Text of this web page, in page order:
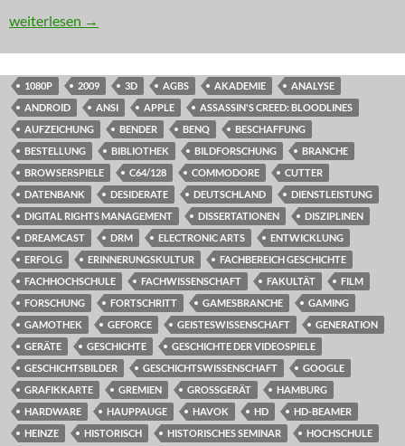
INNOVATION: GameBox Advance
weiterlesen →
1080P 2009 3D AGBS AKADEMIE
ANALYSE
ANDROID
ANSI APPLE
ASSASSIN'S CREED: BLOODLINES
AUFZEICHUNG
BENDER BENQ
BESCHAFFUNG
BESTELLUNG
BIBLIOTHEK BILDFORSCHUNG
BRANCHE
BROWSERSPIELE
C64/128 COMMODORE
CUTTER
DATENBANK
DESIDERATE DEUTSCHLAND
DIENSTLEISTUNG
DIGITAL RIGHTS MANAGEMENT
DISSERTATIONEN
DISZIPLINEN
DREAMCAST
DRM ELECTRONIC ARTS
ENTWICKLUNG
ERFOLG
ERINNERUNGSKULTUR
FACHBEREICH GESCHICHTE
FACHHOCHSCHULE
FACHWISSENSCHAFT FAKULTÄT
FILM
FORSCHUNG
FORTSCHRITT GAMESBRANCHE
GAMING
GAMOTHEK
GEFORCE GEISTESWISSENSCHAFT
GENERATION
GERÄTE
GESCHICHTE
GESCHICHTE DER VIDEOSPIELE
GESCHICHTSBILDER
GESCHICHTSWISSENSCHAFT
GOOGLE
GRAFIKKARTE
GREMIEN GROSSGERÄT
HAMBURG
HARDWARE
HAUPPAUGE HAVOK HD
HD-BEAMER
HEINZE
HISTORISCH HISTORISCHES SEMINAR
HOCHSCHULE